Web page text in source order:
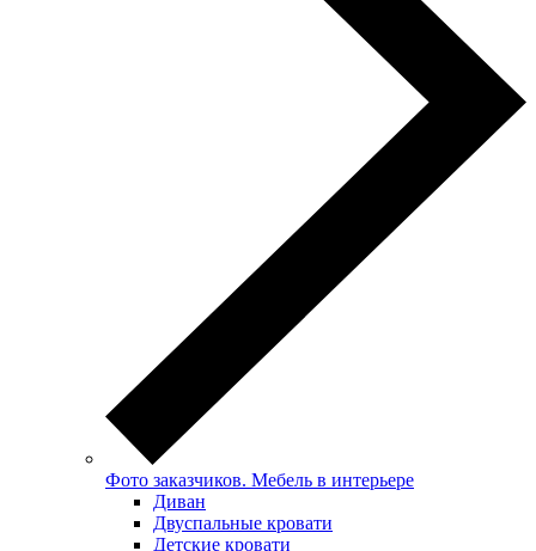
Фото заказчиков. Мебель в интерьере
Диван
Двуспальные кровати
Детские кровати